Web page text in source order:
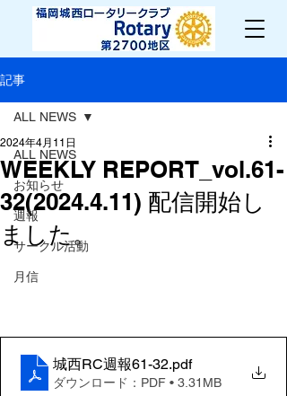
記事
ALL NEWS
お知らせ
週報
サークル活動
月信
ALL NEWS
WEEKLY REPORT_vol.61-
32(2024.4.11) 配信開始し
ました。
2024年4月11日
城西RC週報61-32.pdf
ダウンロード：PDF • 3.31MB